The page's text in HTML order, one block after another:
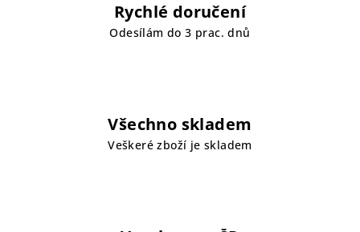
Rychlé doručení
Odesílám do 3 prac. dnů
Všechno skladem
Veškeré zboží je skladem